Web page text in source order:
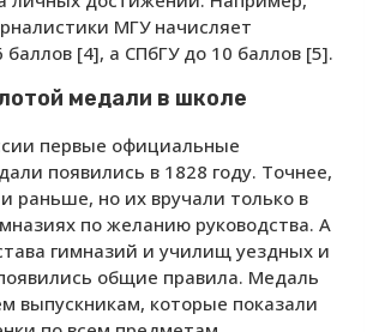
МГУ начисляет
[4], а СПбГУ до 10 баллов [5].
медали в школе
первые официальные
появились в 1828 году. Точнее,
раньше, но их вручали только в
по желанию руководства. А
гимназий и училищ уездных и
общие правила. Медаль
выпускникам, которые показали